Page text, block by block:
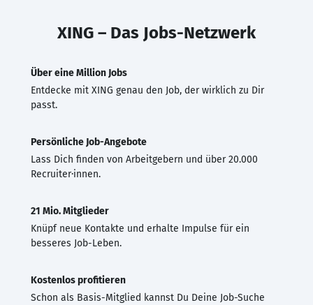
XING – Das Jobs-Netzwerk
Über eine Million Jobs
Entdecke mit XING genau den Job, der wirklich zu Dir
passt.
Persönliche Job-Angebote
Lass Dich finden von Arbeitgebern und über 20.000
Recruiter·innen.
21 Mio. Mitglieder
Knüpf neue Kontakte und erhalte Impulse für ein
besseres Job-Leben.
Kostenlos profitieren
Schon als Basis-Mitglied kannst Du Deine Job-Suche